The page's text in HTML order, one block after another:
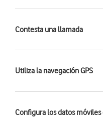
Contesta una llamada
Utiliza la navegación GPS
Configura los datos